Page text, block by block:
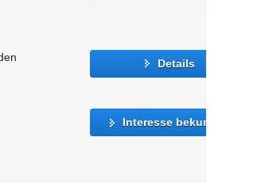
Details
Interesse bekunden